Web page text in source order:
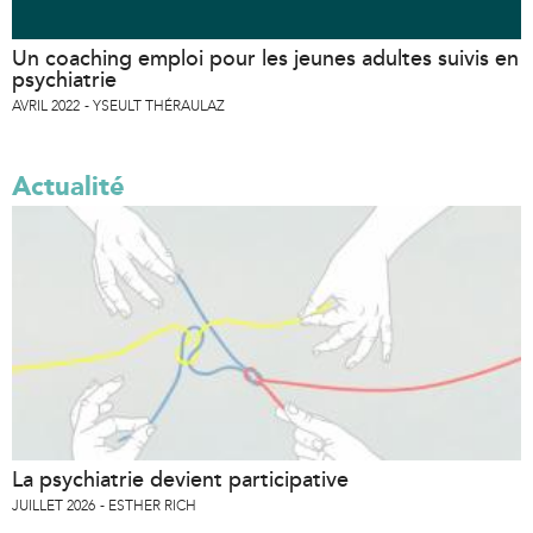
Un coaching emploi pour les jeunes adultes suivis en
psychiatrie
AVRIL 2022 YSEULT THÉRAULAZ
Actualité
La psychiatrie devient participative
JUILLET 2026 ESTHER RICH